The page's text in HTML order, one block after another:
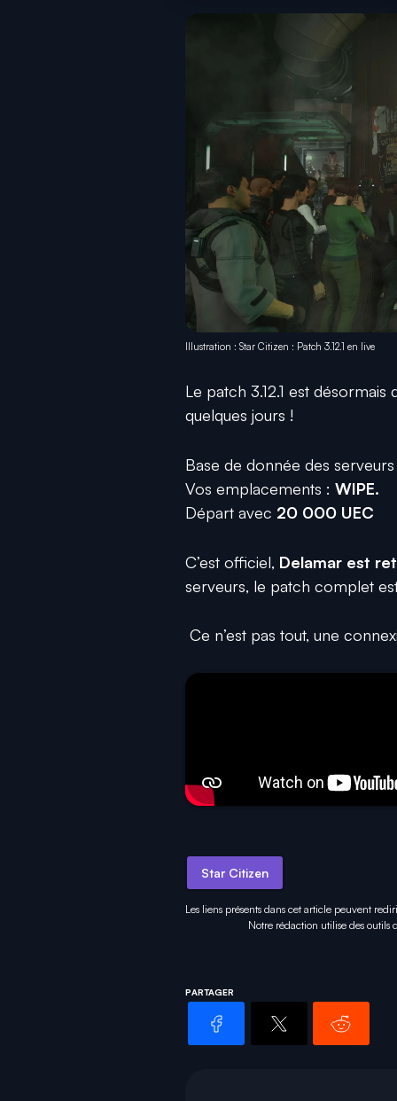
Illustration : Star Citizen : Patch 3.12.1 en live
Le patch 3.12.1 est
quelques jours !
Base de donnée des
Vos emplacements : WIPE.
Départ avec 20 000 UEC
C’est officiel, Delamar est
serveurs, le patch complet
Ce n’est pas tout, une
Star Citizen
Les liens présents dans cet article peuvent
Notre rédaction utilise des
PARTAGER